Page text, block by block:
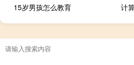
15岁男孩怎么教育 计